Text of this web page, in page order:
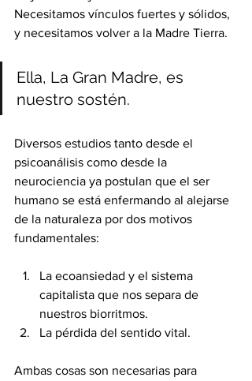
Necesitamos vínculos fuertes y sólidos,
y necesitamos volver a la Madre Tierra.
Ella, La Gran Madre, es
nuestro sostén.
Diversos estudios tanto desde el
psicoanálisis como desde la
neurociencia ya postulan que el ser
humano se está enfermando al alejarse
de la naturaleza por dos motivos
fundamentales:
La ecoansiedad y el sistema
capitalista que nos separa de
nuestros biorritmos.
La pérdida del sentido vital.
Ambas cosas son necesarias para